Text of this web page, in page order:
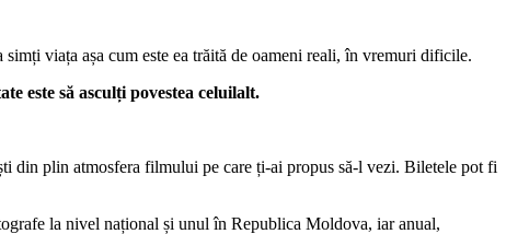
viața așa cum este ea trăită de oameni reali, în vremuri dificile.
este să asculți povestea celuilalt.
din plin atmosfera filmului pe care ți-ai propus să-l vezi. Biletele pot fi
la nivel național și unul în Republica Moldova, iar anual,